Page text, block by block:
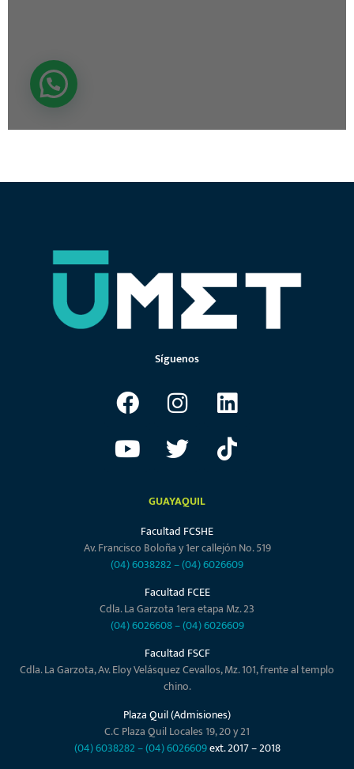
Síguenos
GUAYAQUIL
Facultad FCSHE
Av. Francisco Boloña y 1er callejón No. 519
(04) 6038282–(04) 6026609
Facultad FCEE
Cdla. La Garzota 1era etapa Mz. 23
(04) 6026608–(04) 6026609
Facultad FSCF
Cdla. La Garzota, Av. Eloy Velásquez Cevallos, Mz. 101, frente al templo
chino.
Plaza Quil (Admisiones)
C.C Plaza Quil Locales 19, 20 y 21
(04) 6038282–(04) 6026609ext. 2017 – 2018